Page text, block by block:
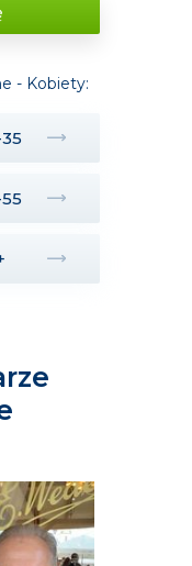
- Kobiety: